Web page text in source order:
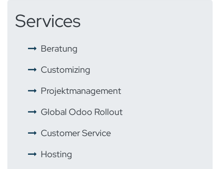
Services
Beratung
Customizing
Projektmanagement
Global Odoo Rollout
Customer Service
Hosting